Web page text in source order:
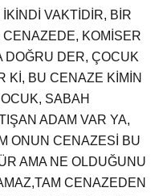
VAKTİDİR, BİR
KOMİSER
DOĞRU DER, ÇOCUK
Kİ, BU CENAZE KİMİN
SABAH
ADAM VAR YA,
ONUN CENAZESİ BU
AMA NE OLDUĞUNU
CENAZEDEN